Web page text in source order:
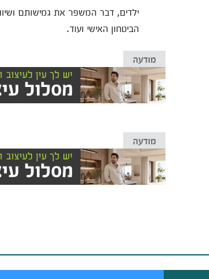
ילדים, דבר המשפר את גמישותם
הביטחון האישי ועוד.
מודעה
מודעה